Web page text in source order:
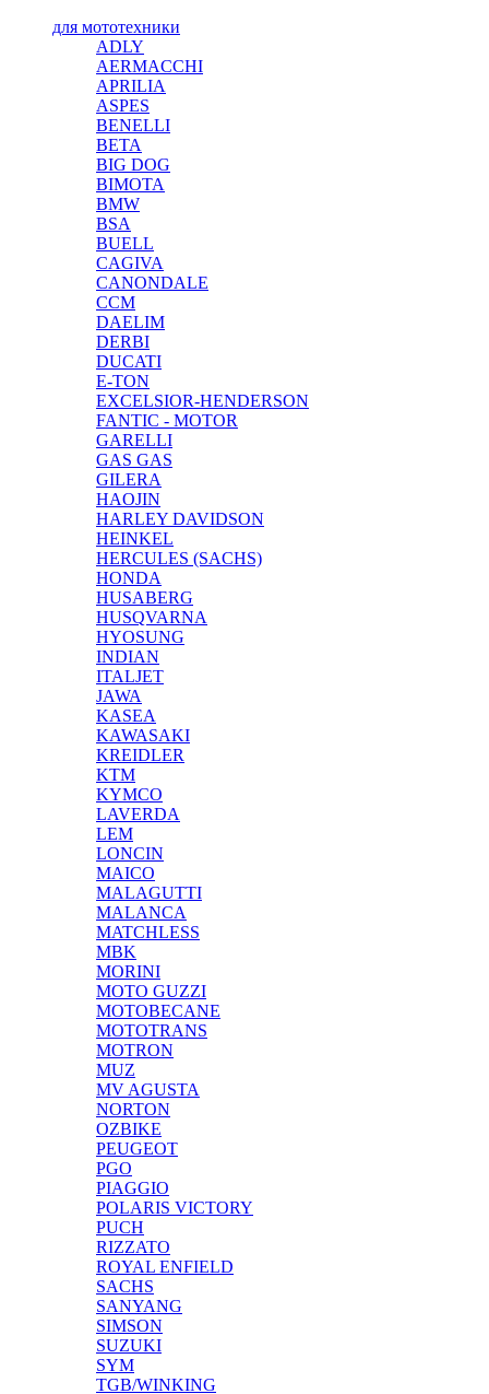
для мототехники
ADLY
AERMACCHI
APRILIA
ASPES
BENELLI
BETA
BIG DOG
BIMOTA
BMW
BSA
BUELL
CAGIVA
CANONDALE
CCM
DAELIM
DERBI
DUCATI
E-TON
EXCELSIOR-HENDERSON
FANTIC - MOTOR
GARELLI
GAS GAS
GILERA
HAOJIN
HARLEY DAVIDSON
HEINKEL
HERCULES (SACHS)
HONDA
HUSABERG
HUSQVARNA
HYOSUNG
INDIAN
ITALJET
JAWA
KASEA
KAWASAKI
KREIDLER
KTM
KYMCO
LAVERDA
LEM
LONCIN
MAICO
MALAGUTTI
MALANCA
MATCHLESS
MBK
MORINI
MOTO GUZZI
MOTOBECANE
MOTOTRANS
MOTRON
MUZ
MV AGUSTA
NORTON
OZBIKE
PEUGEOT
PGO
PIAGGIO
POLARIS VICTORY
PUCH
RIZZATO
ROYAL ENFIELD
SACHS
SANYANG
SIMSON
SUZUKI
SYM
TGB/WINKING